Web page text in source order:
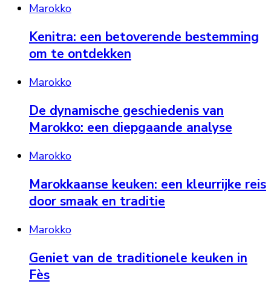
Marokko
Kenitra: een betoverende bestemming
om te ontdekken
Marokko
De dynamische geschiedenis van
Marokko: een diepgaande analyse
Marokko
Marokkaanse keuken: een kleurrijke reis
door smaak en traditie
Marokko
Geniet van de traditionele keuken in
Fès